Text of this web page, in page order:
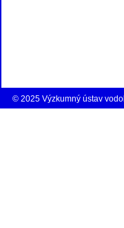
© 2025 Výzkumný ústav